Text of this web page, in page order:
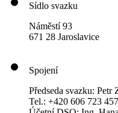
Sídlo svazku
Náměstí 93
671 28 Jaroslavice
Spojení
Předseda svazku: Petr
Tel.: +420 606 723 457